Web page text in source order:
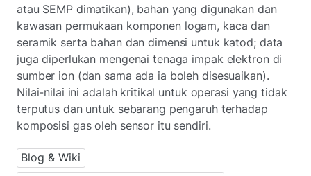
atau SEMP dimatikan), bahan yang digunakan dan
kawasan permukaan komponen logam, kaca dan
seramik serta bahan dan dimensi untuk katod; data
juga diperlukan mengenai tenaga impak elektron di
sumber ion (dan sama ada ia boleh disesuaikan).
Nilai-nilai ini adalah kritikal untuk operasi yang tidak
terputus dan untuk sebarang pengaruh terhadap
komposisi gas oleh sensor itu sendiri.
Blog & Wiki